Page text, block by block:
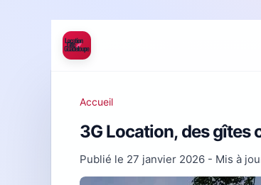
Accueil
3G Location, des gîtes
Publié le 27 janvier 2026 - Mis à